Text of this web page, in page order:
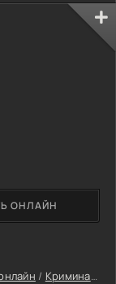
Он
и с головой
ситуаций и
ли он
/ Криминальные фильмы
ОНЛАЙН